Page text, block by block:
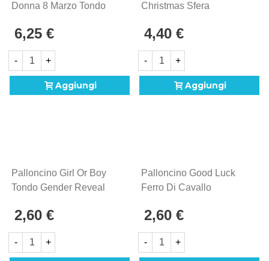
Donna 8 Marzo Tondo
Mylar, 5pz.
6,25 €
- +
Aggiungi
Christmas Sfera
(55cm) In Mylar, 1pz.
4,40 €
- +
Aggiungi
Palloncino Girl Or Boy
Tondo Gender Reveal
(45cm) In Mylar, 1pz.
2,60 €
- +
Palloncino Good Luck
Ferro Di Cavallo
(43cm) In Mylar, 1pz.
2,60 €
- +